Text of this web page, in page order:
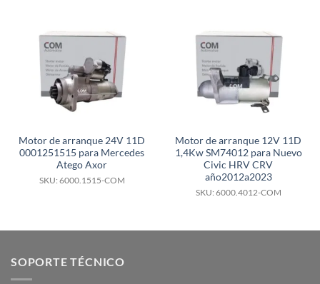
Motor de arranque 24V 11D
0001251515 para Mercedes
Atego Axor
SKU: 6000.1515-COM
Motor de arranque 12V 11D
1,4Kw SM74012 para Nuevo
Civic HRV CRV
año2012a2023
SKU: 6000.4012-COM
SOPORTE TÉCNICO